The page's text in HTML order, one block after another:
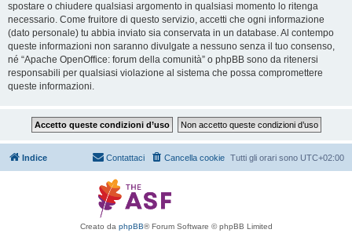
spostare o chiudere qualsiasi argomento in qualsiasi momento lo ritenga
necessario. Come fruitore di questo servizio, accetti che ogni informazione
(dato personale) tu abbia inviato sia conservata in un database. Al contempo
queste informazioni non saranno divulgate a nessuno senza il tuo consenso,
né “Apache OpenOffice: forum della comunità” o phpBB sono da ritenersi
responsabili per qualsiasi violazione al sistema che possa compromettere
queste informazioni.
Indice Tutti gli orari sono UTC+02:00
Cancella cookie
Contattaci
Creato da phpBB® Forum Software © phpBB Limited